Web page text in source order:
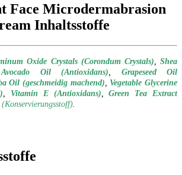
Face Microdermabrasion
Inhaltsstoffe
Oxide Crystals (Corondum Crystals) ,Shea
Avocado Oil (Antioxidans)
Grapeseed Oil
Oil (geschmeidig machend)
Vegetable Glycerine
Vitamin E (Antioxidans) ,Green Tea Extract
(Konservierungsstoff)